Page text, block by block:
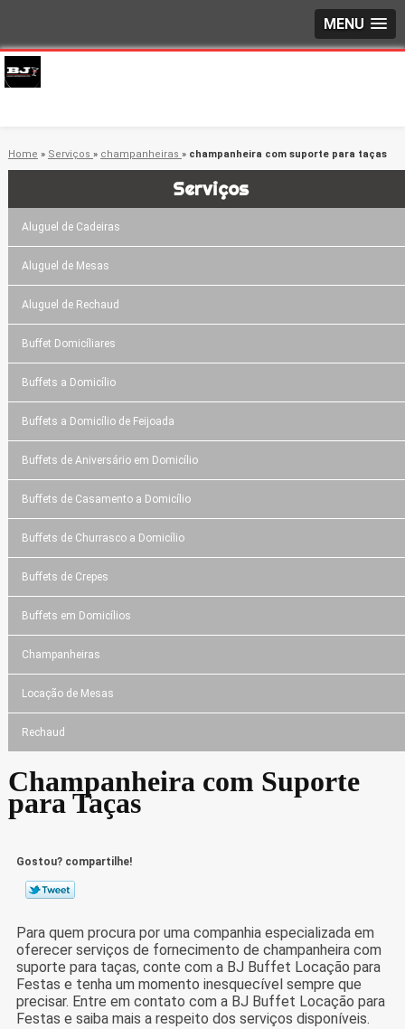
MENU
Home » Serviços » champanheiras » champanheira com suporte para taças
Serviços
Aluguel de Cadeiras
Aluguel de Mesas
Aluguel de Rechaud
Buffet Domicíliares
Buffets a Domicílio
Buffets a Domicílio de Feijoada
Buffets de Aniversário em Domicílio
Buffets de Casamento a Domicílio
Buffets de Churrasco a Domicílio
Buffets de Crepes
Buffets em Domicílios
Champanheiras
Locação de Mesas
Rechaud
Champanheira com Suporte
para Taças
Gostou? compartilhe!
Para quem procura por uma companhia especializada em
oferecer serviços de fornecimento de champanheira com
suporte para taças, conte com a BJ Buffet Locação para
Festas e tenha um momento inesquecível sempre que
precisar. Entre em contato com a BJ Buffet Locação para
Festas e saiba mais a respeito dos serviços disponíveis.